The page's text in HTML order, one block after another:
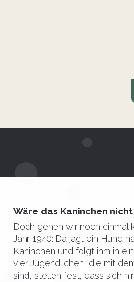
Wäre das Kaninchen
Doch gehen wir noch einmal
Jahr 1940: Da jagt ein Hund
Kaninchen und folgt ihm in
vier Jugendlichen, die mit
sind, stellen fest, dass sich